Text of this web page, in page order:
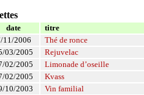
date
titre
11/2006
Thé de ronce
03/2005
Rejuvelac
02/2005
Limonade d’oseille
02/2005
Kvass
10/2003
Vin familial